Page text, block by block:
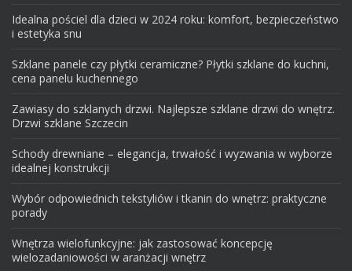
Idealna pościel dla dzieci w 2024 roku: komfort, bezpieczeństwo
i estetyka snu
Szklane panele czy płytki ceramiczne? Płytki szklane do kuchni,
cena panelu kuchennego
Zawiasy do szklanych drzwi. Najlepsze szklane drzwi do wnętrz.
Drzwi szklane Szczecin
Schody drewniane – elegancja, trwałość i wyzwania w wyborze
idealnej konstrukcji
Wybór odpowiednich tekstyliów i tkanin do wnętrz: praktyczne
porady
Wnętrza wielofunkcyjne: jak zastosować koncepcję
wielozadaniowości w aranżacji wnętrz